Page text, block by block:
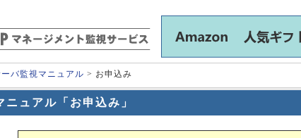
バ監視マニュアル > お申込み
ニュアル「お申込み」